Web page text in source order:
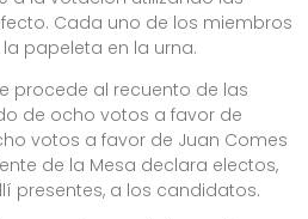
Cada uno de los miembros
papeleta en la urna.
procede al recuento de las
de ocho votos a favor de
votos a favor de Juan Comes
de la Mesa declara electos,
presentes, a los candidatos.